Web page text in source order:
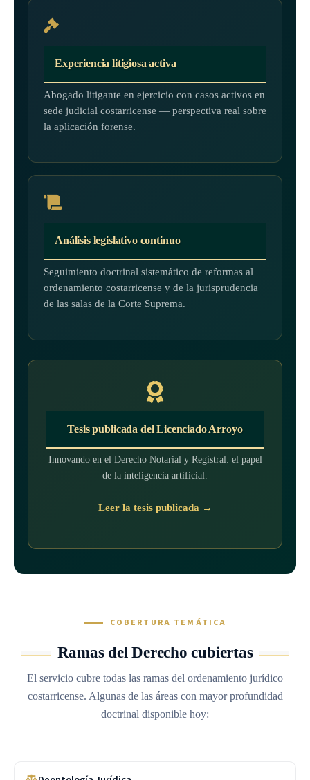
Experiencia litigiosa activa
Abogado litigante en ejercicio con casos activos en
sede judicial costarricense — perspectiva real sobre
la aplicación forense.
Análisis legislativo continuo
Seguimiento doctrinal sistemático de reformas al
ordenamiento costarricense y de la jurisprudencia
de las salas de la Corte Suprema.
Tesis publicada del Licenciado Arroyo
Innovando en el Derecho Notarial y Registral: el papel
de la inteligencia artificial.
Leer la tesis publicada →
COBERTURA TEMÁTICA
Ramas del Derecho cubiertas
El servicio cubre todas las ramas del ordenamiento jurídico
costarricense. Algunas de las áreas con mayor profundidad
doctrinal disponible hoy: